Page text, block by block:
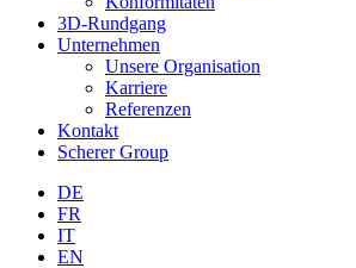
3D-Rundgang
Unternehmen
Unsere Organisation
Karriere
Referenzen
Kontakt
Scherer Group
DE
FR
IT
EN